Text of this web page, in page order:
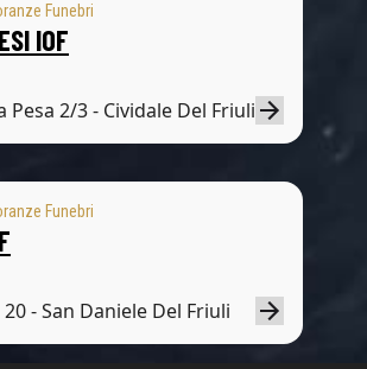
Funebri
IOF
Pesa 2/3 - Cividale Del Friuli
Funebri
- San Daniele Del Friuli